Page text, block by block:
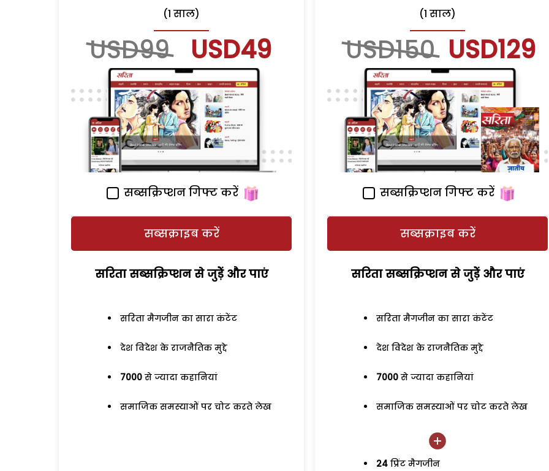
(1 साल)
USD99 USD49
सब्सक्रिप्शन गिफ्ट करें
सब्सक्राइब करें
सरिता सब्सक्रिप्शन से जुड़ेें और पाएं
सरिता मैगजीन का सारा कंटेंट
देश विदेश के राजनैतिक मुद्दे
7000 से ज्यादा कहानियां
समाजिक समस्याओं पर चोट करते लेख
(1 साल)
USD150 USD129
सब्सक्रिप्शन गिफ्ट करें
सब्सक्राइब करें
सरिता सब्सक्रिप्शन से जुड़ेें और पाएं
सरिता मैगजीन का सारा कंटेंट
देश विदेश के राजनैतिक मुद्दे
7000 से ज्यादा कहानियां
समाजिक समस्याओं पर चोट करते लेख
24 प्रिंट मैगजीन